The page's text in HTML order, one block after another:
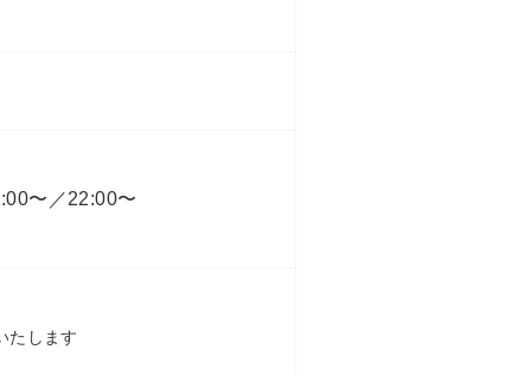
〜／22:00〜
たします